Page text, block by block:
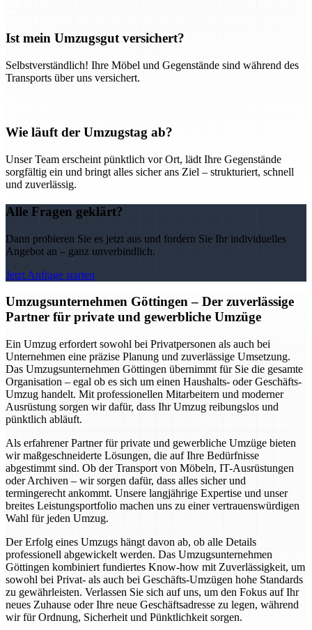
Ist mein Umzugsgut versichert?
Selbstverständlich! Ihre Möbel und Gegenstände sind während des
Transports über uns versichert.
Wie läuft der Umzugstag ab?
Unser Team erscheint pünktlich vor Ort, lädt Ihre Gegenstände
sorgfältig ein und bringt alles sicher ans Ziel – strukturiert, schnell
und zuverlässig.
Alle Fragen geklärt?
Dann probieren Sie es jetzt aus und fordern Sie Ihr individuelles
Angebot an – ganz unverbindlich.
Jetzt Anfrage starten
Umzugsunternehmen Göttingen – Der zuverlässige
Partner für private und gewerbliche Umzüge
Ein Umzug erfordert sowohl bei Privatpersonen als auch bei
Unternehmen eine präzise Planung und zuverlässige Umsetzung.
Das Umzugsunternehmen Göttingen übernimmt für Sie die gesamte
Organisation – egal ob es sich um einen Haushalts- oder Geschäfts-
Umzug handelt. Mit professionellen Mitarbeitern und moderner
Ausrüstung sorgen wir dafür, dass Ihr Umzug reibungslos und
pünktlich abläuft.
Als erfahrener Partner für private und gewerbliche Umzüge bieten
wir maßgeschneiderte Lösungen, die auf Ihre Bedürfnisse
abgestimmt sind. Ob der Transport von Möbeln, IT-Ausrüstungen
oder Archiven – wir sorgen dafür, dass alles sicher und
termingerecht ankommt. Unsere langjährige Expertise und unser
breites Leistungsportfolio machen uns zu einer vertrauenswürdigen
Wahl für jeden Umzug.
Der Erfolg eines Umzugs hängt davon ab, ob alle Details
professionell abgewickelt werden. Das Umzugsunternehmen
Göttingen kombiniert fundiertes Know-how mit Zuverlässigkeit, um
sowohl bei Privat- als auch bei Geschäfts-Umzügen hohe Standards
zu gewährleisten. Verlassen Sie sich auf uns, um den Fokus auf Ihr
neues Zuhause oder Ihre neue Geschäftsadresse zu legen, während
wir für Ordnung, Sicherheit und Pünktlichkeit sorgen.